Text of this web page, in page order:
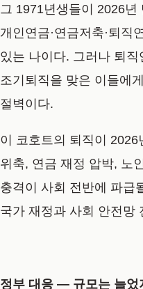
그 1971년생들이 2026
개인연금·연금저축·퇴직
있는 나이다. 그러나 퇴
조기퇴직을 맞은 이들에
절벽이다.
이 코호트의 퇴직이 2026
위축, 연금 재정 압박, 노
충격이 사회 전반에 파급
국가 재정과 사회 안전망
정부 대응 — 규모는 늘었